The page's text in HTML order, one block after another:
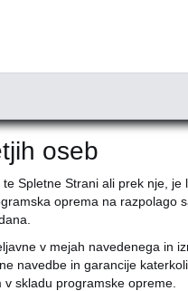
oseb
Spletne Strani ali prek nje,
oprema na razpolago
v mejah navedenega in
navedbe in garancije
skladu programske opreme.